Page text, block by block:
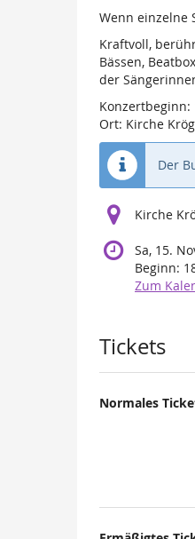
Wenn einzelne
Kraftvoll,
Bässen,
der
Konzertbeginn:
Ort: Kirche
Der
Kirche
Sa, 15.
Beginn:
Zum
Produkte
Tickets
Normales